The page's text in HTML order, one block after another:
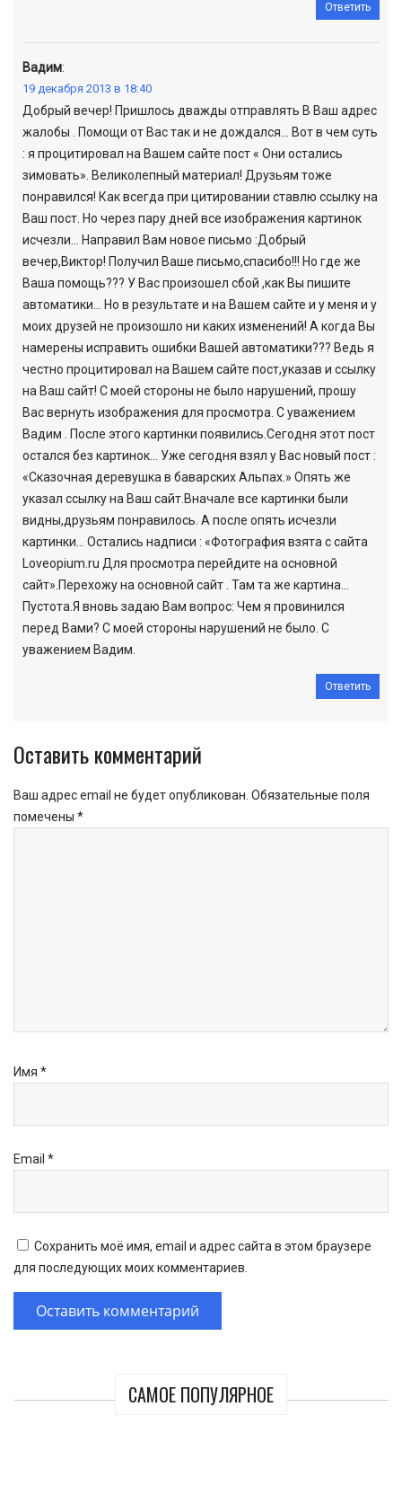
САМОЕ ПОПУЛЯРНОЕ
Ответить
Вадим:
19 декабря 2013 в 18:40
Добрый вечер! Пришлось дважды отправлять В Ваш адрес
жалобы . Помощи от Вас так и не дождался… Вот в чем суть
: я процитировал на Вашем сайте пост « Они остались
зимовать». Великолепный материал! Друзьям тоже
понравился! Как всегда при цитировании ставлю ссылку на
Ваш пост. Но через пару дней все изображения картинок
исчезли… Направил Вам новое письмо :Добрый
вечер,Виктор! Получил Ваше письмо,спасибо!!! Но где же
Ваша помощь??? У Вас произошел сбой ,как Вы пишите
автоматики… Но в результате и на Вашем сайте и у меня и у
моих друзей не произошло ни каких изменений! А когда Вы
намерены исправить ошибки Вашей автоматики??? Ведь я
честно процитировал на Вашем сайте пост,указав и ссылку
на Ваш сайт! С моей стороны не было нарушений, прошу
Вас вернуть изображения для просмотра. С уважением
Вадим . После этого картинки появились.Сегодня этот пост
остался без картинок… Уже сегодня взял у Вас новый пост :
«Сказочная деревушка в баварских Альпах.» Опять же
указал ссылку на Ваш сайт.Вначале все картинки были
видны,друзьям понравилось. А после опять исчезли
картинки… Остались надписи : «Фотография взята с сайта
Loveopium.ru Для просмотра перейдите на основной
сайт».Перехожу на основной сайт . Там та же картина…
Пустота.Я вновь задаю Вам вопрос: Чем я провинился
перед Вами? С моей стороны нарушений не было. С
уважением Вадим.
Ответить
Оставить комментарий
Ваш адрес email не будет опубликован. Обязательные поля
помечены *
Имя *
Email *
Сохранить моё имя, email и адрес сайта в этом браузере
для последующих моих комментариев.